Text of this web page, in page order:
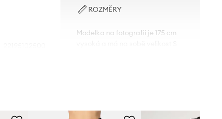
ROZMĚRY
Modelka na fotografii je 175 cm